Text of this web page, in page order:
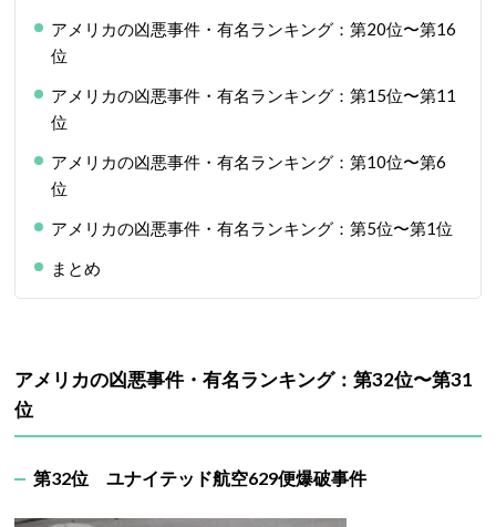
アメリカの凶悪事件・有名ランキング：第20位〜第16
位
アメリカの凶悪事件・有名ランキング：第15位〜第11
位
アメリカの凶悪事件・有名ランキング：第10位〜第6
位
アメリカの凶悪事件・有名ランキング：第5位〜第1位
まとめ
アメリカの凶悪事件・有名ランキング：第32位〜第31
位
第32位 ユナイテッド航空629便爆破事件